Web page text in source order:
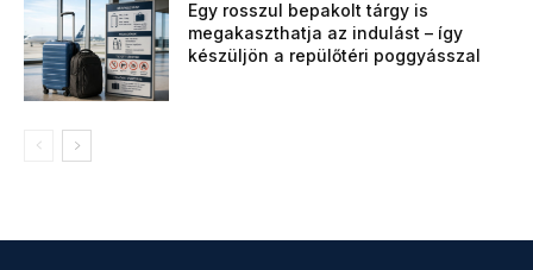
Egy rosszul bepakolt tárgy is
megakaszthatja az indulást – így
készüljön a repülőtéri poggyásszal